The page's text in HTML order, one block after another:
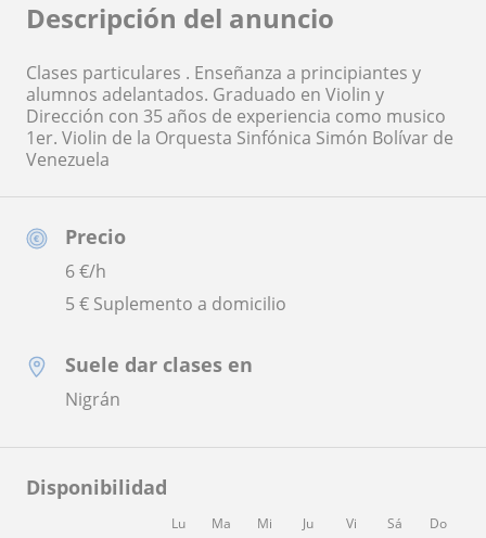
Precio
6€/h
5 € Suplemento a domicilio
Suele dar clases en
Nigrán
Disponibilidad
Lu Ma Mi Ju Vi Sá Do
Descripción del anuncio
Clases particulares . Enseñanza a principiantes y
alumnos adelantados. Graduado en Violin y
Dirección con 35 años de experiencia como musico
1er. Violin de la Orquesta Sinfónica Simón Bolívar de
Venezuela